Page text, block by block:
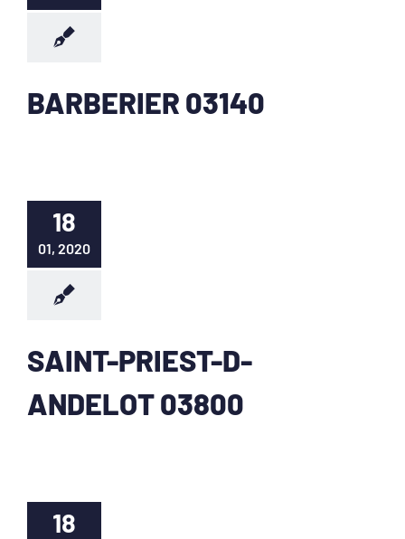
BARBERIER 03140
18
01, 2020
SAINT-PRIEST-D-
ANDELOT 03800
18